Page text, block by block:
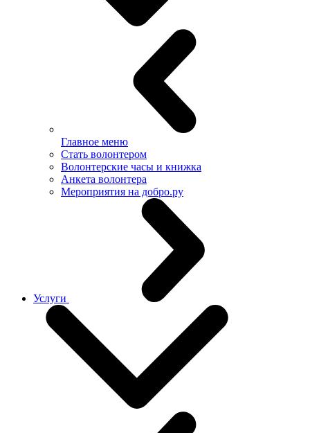
Главное меню
Стать волонтером
Волонтерские часы и книжка
Анкета волонтера
Мероприятия на добро.ру
Услуги